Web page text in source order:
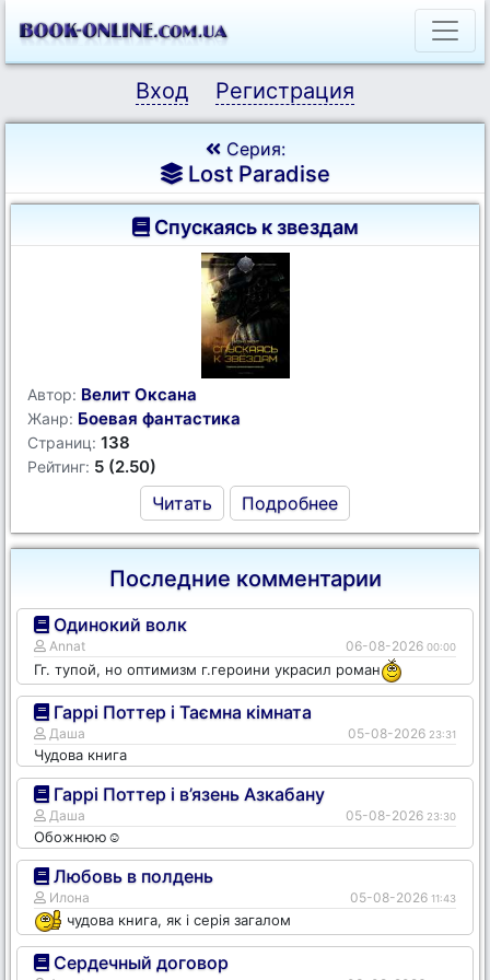
Вход Регистрация
Серия:
Lost Paradise
Спускаясь к звездам
Автор: Велит Оксана
Жанр: Боевая фантастика
Страниц: 138
Рейтинг: 5 (2.50)
Читать Подробнее
Последние комментарии
Одинокий волк
Annat 06-08-2026 00:00
Гг. тупой, но оптимизм г.героини украсил роман
Гаррі Поттер і Таємна кімната
Даша 05-08-2026 23:31
Чудова книга
Гаррі Поттер і в’язень Азкабану
Даша 05-08-2026 23:30
Обожнюю☺️
Любовь в полдень
Илона 05-08-2026 11:43
чудова книга, як і серія загалом
Сердечный договор